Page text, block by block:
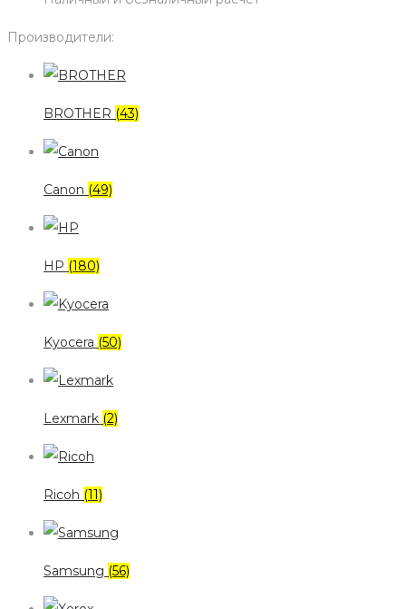
Производители:
BROTHER (43)
Canon (49)
HP (180)
Kyocera (50)
Lexmark (2)
Ricoh (11)
Samsung (56)